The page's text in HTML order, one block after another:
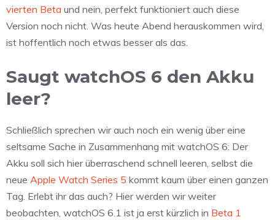
vierten Beta und nein, perfekt funktioniert auch diese
Version noch nicht. Was heute Abend herauskommen wird,
ist hoffentlich noch etwas besser als das.
Saugt watchOS 6 den Akku
leer?
Schließlich sprechen wir auch noch ein wenig über eine
seltsame Sache in Zusammenhang mit watchOS 6: Der
Akku soll sich hier überraschend schnell leeren, selbst die
neue Apple Watch Series 5 kommt kaum über einen ganzen
Tag. Erlebt ihr das auch? Hier werden wir weiter
beobachten, watchOS 6.1 ist ja erst kürzlich in Beta 1